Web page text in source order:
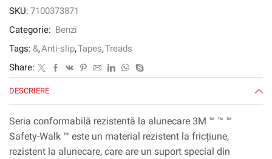
SKU: 7100373871
Categorie: Benzi
Tags: &,Anti-slip,Tapes,Treads
Share:
DESCRIERE
Seria conformabilă rezistentă la alunecare 3M ™ ™ ™
Safety-Walk ™ este un material rezistent la fricțiune,
rezistent la alunecare, care are un suport special din